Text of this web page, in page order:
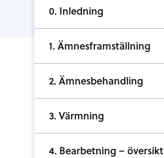
0. Inledning
1. Ämnesframställning
2. Ämnesbehandling
3. Värmning
4. Bearbetning – översikt